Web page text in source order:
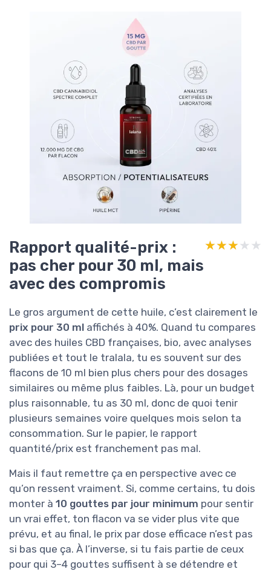
Rapport qualité-prix :
pas cher pour 30 ml, mais
avec des compromis
★★★★★
★★★★★
Le gros argument de cette huile, c’est clairement le
prix pour 30 ml affichés à 40%. Quand tu compares
avec des huiles CBD françaises, bio, avec analyses
publiées et tout le tralala, tu es souvent sur des
flacons de 10 ml bien plus chers pour des dosages
similaires ou même plus faibles. Là, pour un budget
plus raisonnable, tu as 30 ml, donc de quoi tenir
plusieurs semaines voire quelques mois selon ta
consommation. Sur le papier, le rapport
quantité/prix est franchement pas mal.
Mais il faut remettre ça en perspective avec ce
qu’on ressent vraiment. Si, comme certains, tu dois
monter à 10 gouttes par jour minimum pour sentir
un vrai effet, ton flacon va se vider plus vite que
prévu, et au final, le prix par dose efficace n’est pas
si bas que ça. À l’inverse, si tu fais partie de ceux
pour qui 3–4 gouttes suffisent à se détendre et